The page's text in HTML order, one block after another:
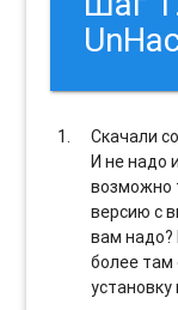
Скачали
И не надо
возможно
версию с
вам
более там